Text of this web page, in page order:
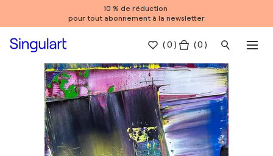
10 % de réduction
pour tout abonnement à la newsletter
(0 ) ( 0 )